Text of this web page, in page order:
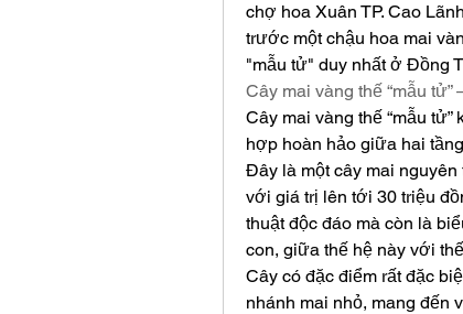
chợ hoa Xuân TP. Cao
trước một chậu hoa mai
"mẫu tử" duy nhất ở Đồng
Cây mai vàng thế “mẫu
Cây mai vàng thế “mẫu
hợp hoàn hảo giữa hai
Đây là một cây mai
với giá trị lên tới 30 triệu
thuật độc đáo mà còn là
con, giữa thế hệ này với
Cây có đặc điểm rất đặc
nhánh mai nhỏ, mang đến